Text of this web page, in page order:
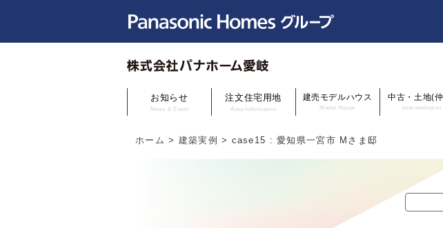
お知らせ
News & Event
注文住宅用地
Area Information
建売モデルハウス
Model House
中古・土地(
Intermediation
ホーム > 建築実例 > case15 : 愛知県一宮市 Mさま邸